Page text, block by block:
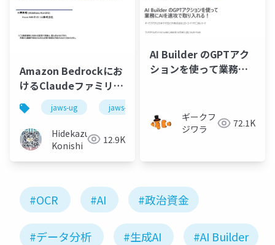
Amazon Bedrockにお
けるClaudeファミリー
の画像認識機能の比較
と応用例
jaws-ug jaws-ug朝会
Hidekazu
Konishi
12.9K
AI Builder のGPTアク
ションを使って業務に
ギークフ
ジワラ
72.1K
#OCR #AI #政治資金
#データ分析 #生成AI #AI Builder